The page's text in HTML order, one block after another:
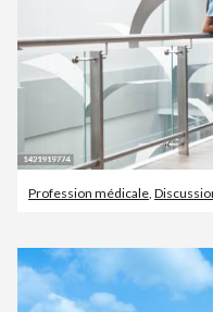
Profession médicale